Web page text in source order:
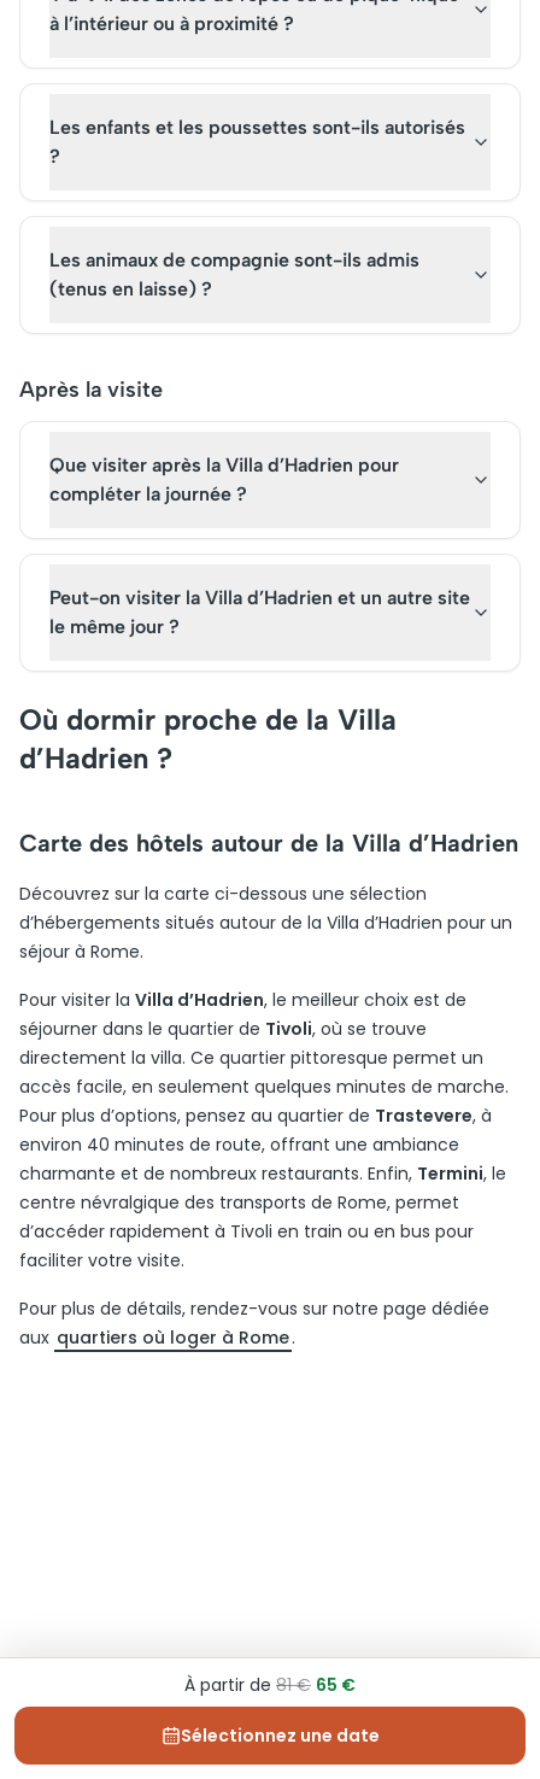
à l’intérieur ou à proximité ?
Les enfants et les poussettes sont-ils autorisés
?
Les animaux de compagnie sont-ils admis
(tenus en laisse) ?
Après la visite
Que visiter après la Villa d’Hadrien pour
compléter la journée ?
Peut-on visiter la Villa d’Hadrien et un autre site
le même jour ?
Où dormir proche de la Villa
d’Hadrien ?
Carte des hôtels autour de la Villa d’Hadrien
Découvrez sur la carte ci-dessous une sélection
d’hébergements situés autour de la Villa d’Hadrien pour un
séjour à Rome.
Pour visiter la Villa d’Hadrien, le meilleur choix est de
séjourner dans le quartier de Tivoli, où se trouve
directement la villa. Ce quartier pittoresque permet un
accès facile, en seulement quelques minutes de marche.
Pour plus d’options, pensez au quartier de Trastevere, à
environ 40 minutes de route, offrant une ambiance
charmante et de nombreux restaurants. Enfin, Termini, le
centre névralgique des transports de Rome, permet
d’accéder rapidement à Tivoli en train ou en bus pour
faciliter votre visite.
Pour plus de détails, rendez-vous sur notre page dédiée
aux quartiers où loger à Rome.
À partir de 81 € 65 €
Sélectionnez une date